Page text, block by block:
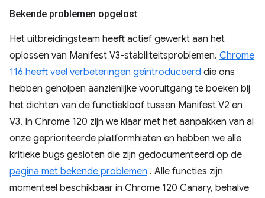
Bekende problemen opgelost
Het uitbreidingsteam heeft actief gewerkt aan het
oplossen van Manifest V3-stabiliteitsproblemen. Chrome
116 heeft veel verbeteringen geïntroduceerd die ons
hebben geholpen aanzienlijke vooruitgang te boeken bij
het dichten van de functiekloof tussen Manifest V2 en
V3. In Chrome 120 zijn we klaar met het aanpakken van al
onze geprioriteerde platformhiaten en hebben we alle
kritieke bugs gesloten die zijn gedocumenteerd op de
pagina met bekende problemen . Alle functies zijn
momenteel beschikbaar in Chrome 120 Canary, behalve